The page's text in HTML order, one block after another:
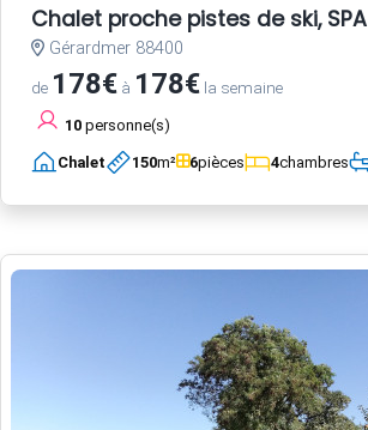
Chalet proche pistes de ski, SPA
Gérardmer 88400
de 178€ à 178€ la semaine
10 personne(s)
Chalet 150m² 6pièces 4chambres